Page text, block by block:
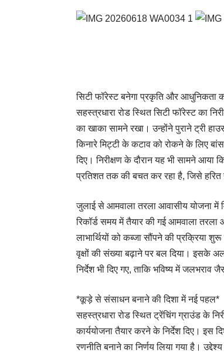
सिटी फॉरेस्ट बनेगा प्रकृति और आधुनिकता
सहस्त्रधारा रोड स्थित सिटी फॉरेस्ट का
का खाका सामने रखा। उन्होंने पुराने ट्री
किनारे मिट्टी के कटाव को रोकने के लिए
दिए। निरीक्षण के दौरान यह भी सामने आया
प्रतिशत तक की बचत कर रहा है, जिसे हरित
जुलाई से आमवाला तरला आवासीय योजना में
रिकॉर्ड समय में तैयार की गई आमवाला तरला
लाभार्थियों को कब्जा सौंपने की प्रक्रिया
वृक्षों की संख्या बढ़ाने पर बल दिया। इसके
निर्देश भी दिए गए, ताकि भविष्य में
*कूड़े से संसाधन बनाने की दिशा में नई पहल*
सहस्त्रधारा रोड स्थित ट्रेंचिंग ग्राउंड के
कार्ययोजना तैयार करने के निर्देश दिए। इस
रणनीति बनाने का निर्णय लिया गया है।